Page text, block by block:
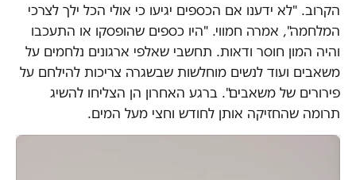
הקרוב. "לא ידענו אם הכספים יגיעו כי אולי הכל ילך לצרכי
המלחמה", אמרה חמווי. "היו כספים שהופסקו או התעכבו
והיה המון חוסר ודאות. תחשבי שאלפי ארגונים נלחמים על
משאבים ועוד לנשים מוחלשות שבשגרה צריכות להילחם על
פירורים של משאבים". ברגע האחרון הן הצליחו להשיג
תרומה שהחזיקה אותן לחודש וחצי מעל המים.